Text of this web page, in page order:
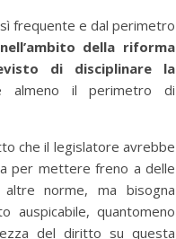
frequente e dal perimetro
nell’ambito della riforma
di disciplinare la
il perimetro di
che il legislatore avrebbe
per mettere freno a delle
norme, ma bisogna
auspicabile, quantomeno
del diritto su questa